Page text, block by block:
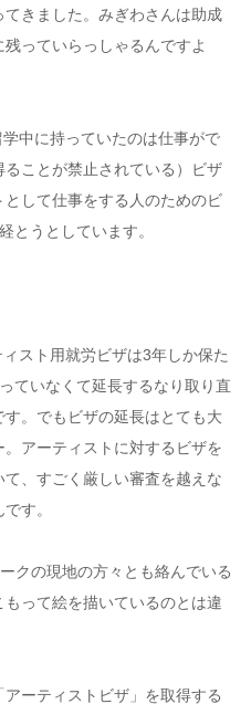
きました。みぎわさんは助成
っていらっしゃるんですよ
中に持っていたのは仕事がで
ことが禁止されている）ビザ
して仕事をする人のためのビ
とうとしています。
スト用就労ビザは3年しか保た
ていなくて延長するなり取り直
。でもビザの延長はとても大
アーティストに対するビザを
、すごく厳しい審査を越えな
す。
クの現地の方々とも絡んでいる
って絵を描いているのとは違
ーティストビザ」を取得する